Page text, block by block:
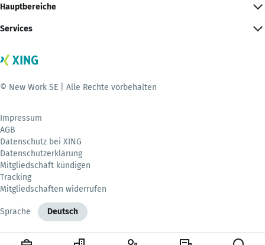
Hauptbereiche
Services
© New Work SE | Alle Rechte vorbehalten
Impressum
AGB
Datenschutz bei XING
Datenschutzerklärung
Mitgliedschaft kündigen
Tracking
Mitgliedschaften widerrufen
Sprache Deutsch